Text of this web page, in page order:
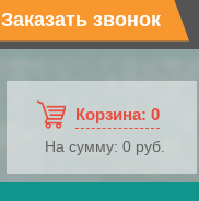
Заказать звонок
Корзина: 0
На сумму: 0 руб.